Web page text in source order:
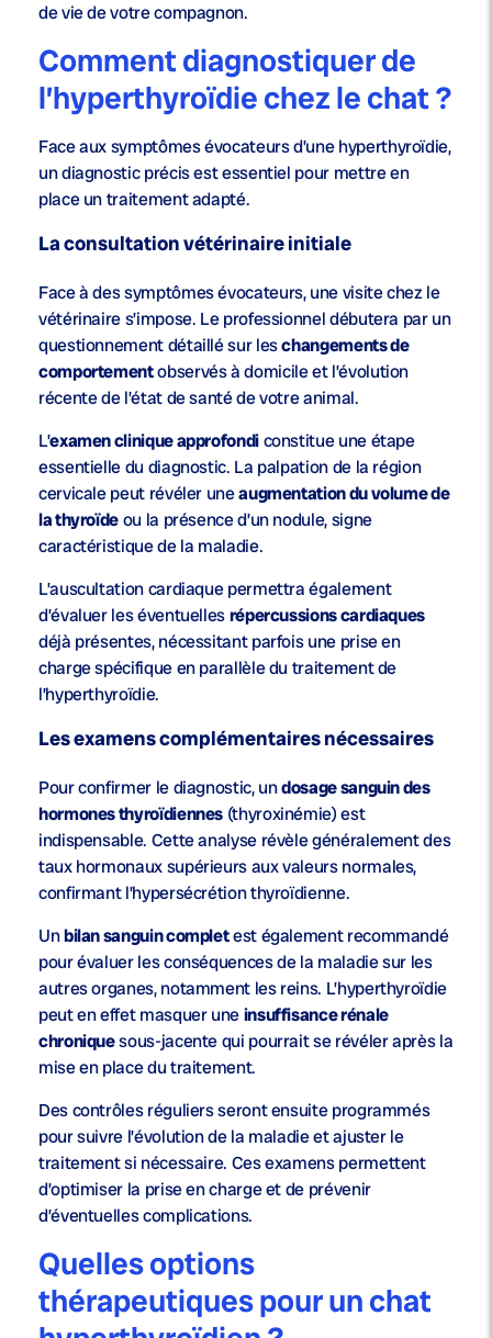
de vie de votre compagnon.
Comment diagnostiquer de
l’hyperthyroïdie chez le chat ?
Face aux symptômes évocateurs d’une hyperthyroïdie,
un diagnostic précis est essentiel pour mettre en
place un traitement adapté.
La consultation vétérinaire initiale
Face à des symptômes évocateurs, une visite chez le
vétérinaire s’impose. Le professionnel débutera par un
questionnement détaillé sur leschangements de
comportementobservés à domicile et l’évolution
récente de l’état de santé de votre animal.
L’examen clinique approfondiconstitue une étape
essentielle du diagnostic. La palpation de la région
cervicale peut révéler uneaugmentation du volume de
la thyroïdeou la présence d’un nodule, signe
caractéristique de la maladie.
L’auscultation cardiaque permettra également
d’évaluer les éventuellesrépercussions cardiaques
déjà présentes, nécessitant parfois une prise en
charge spécifique en parallèle du traitement de
l’hyperthyroïdie.
Les examens complémentaires nécessaires
Pour confirmer le diagnostic, undosage sanguin des
hormones thyroïdiennes (thyroxinémie) est
indispensable. Cette analyse révèle généralement des
taux hormonaux supérieurs aux valeurs normales,
confirmant l’hypersécrétion thyroïdienne.
Unbilan sanguin completest également recommandé
pour évaluer les conséquences de la maladie sur les
autres organes, notamment les reins. L’hyperthyroïdie
peut en effet masquer uneinsuffisance rénale
chroniquesous-jacente qui pourrait se révéler après la
mise en place du traitement.
Des contrôles réguliers seront ensuite programmés
pour suivre l’évolution de la maladie et ajuster le
traitement si nécessaire. Ces examens permettent
d’optimiser la prise en charge et de prévenir
d’éventuelles complications.
Quelles options
thérapeutiques pour un chat